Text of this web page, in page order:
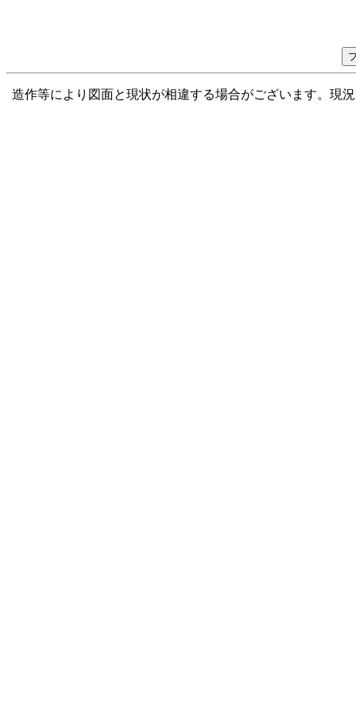
造作等により図面と現状が相違する場合がございます。